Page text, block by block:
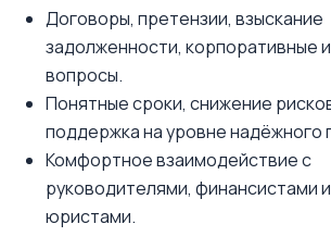
Договоры, претензии, взыскание
задолженности, корпоративные
вопросы.
Понятные сроки, снижение
поддержка на уровне надёжного
Комфортное взаимодействие с
руководителями, финансистами
юристами.